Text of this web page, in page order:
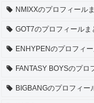
NMIXXのプロフィール
GOT7のプロフィールま
ENHYPENのプロフィ
FANTASY BOYSのプロ
BIGBANGのプロフィー